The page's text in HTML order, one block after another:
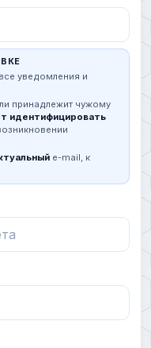
уведомления и
принадлежит чужому
идентифицировать
e-mail, к